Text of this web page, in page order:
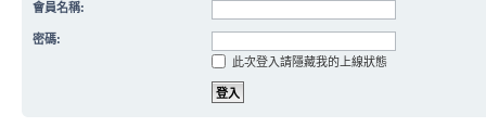
會員名稱:
密碼:
此次登入請隱藏我的上線狀態